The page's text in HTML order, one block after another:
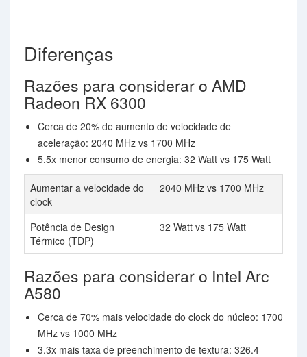
Diferenças
Razões para considerar o AMD
Radeon RX 6300
Cerca de 20% de aumento de velocidade de
aceleração: 2040 MHz vs 1700 MHz
5.5x menor consumo de energia: 32 Watt vs 175 Watt
Aumentar a velocidade do
clock
2040 MHz vs 1700 MHz
Potência de Design
Térmico (TDP)
32 Watt vs 175 Watt
Razões para considerar o Intel Arc
A580
Cerca de 70% mais velocidade do clock do núcleo: 1700
MHz vs 1000 MHz
3.3x mais taxa de preenchimento de textura: 326.4